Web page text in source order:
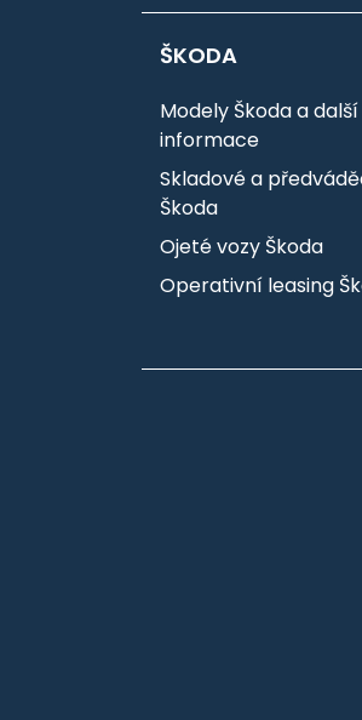
ŠKODA
Modely Škoda a další
informace
Skladové a
Škoda
Ojeté vozy Škoda
Operativní leasing